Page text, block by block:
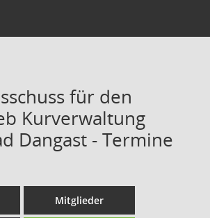
für den
Kurverwaltung
Dangast - Termine
Mitglieder